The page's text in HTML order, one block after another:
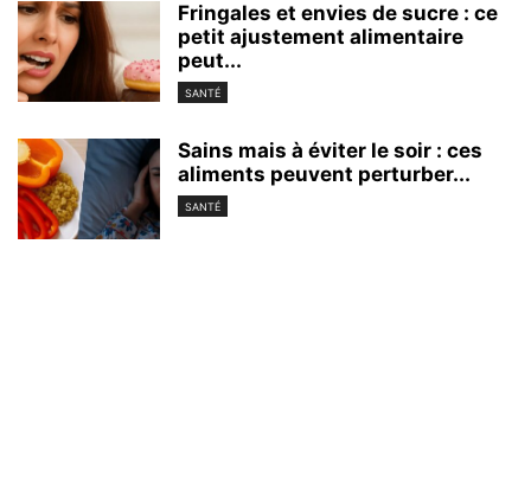
Fringales et envies de sucre : ce
petit ajustement alimentaire
peut...
SANTÉ
Sains mais à éviter le soir : ces
aliments peuvent perturber...
SANTÉ